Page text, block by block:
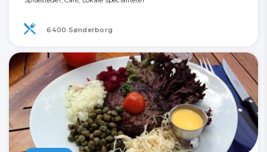
6400 Sønderborg